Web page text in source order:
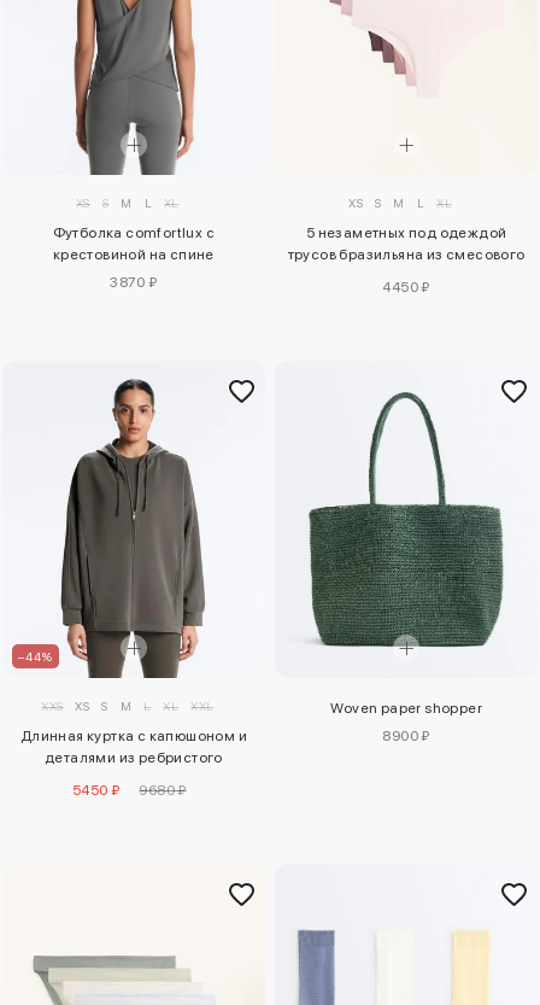
XS S M L XL
Футболка comfortlux с
крестовиной на спине
3870 ₽
XS S M L XL
5 незаметных под одеждой
трусов бразильяна из смесового
4450 ₽
–44%
XXS XS S M L XL XXL
Длинная куртка с капюшоном и
деталями из ребристого
5450 ₽ 9680 ₽
Woven paper shopper
8900 ₽